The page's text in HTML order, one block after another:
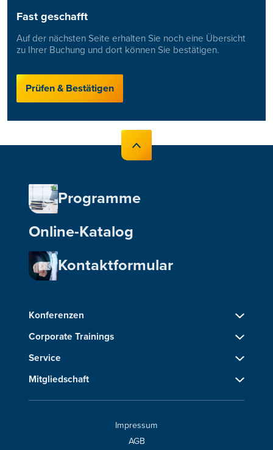
Fast geschafft
Auf der nächsten Seite erhalten Sie noch eine Übersicht
zu Ihrer Buchung und dort können Sie bestätigen.
Prüfen & Bestätigen
Programme
Online-Katalog
Kontaktformular
Konferenzen
Corporate Trainings
Service
Mitgliedschaft
Impressum
AGB